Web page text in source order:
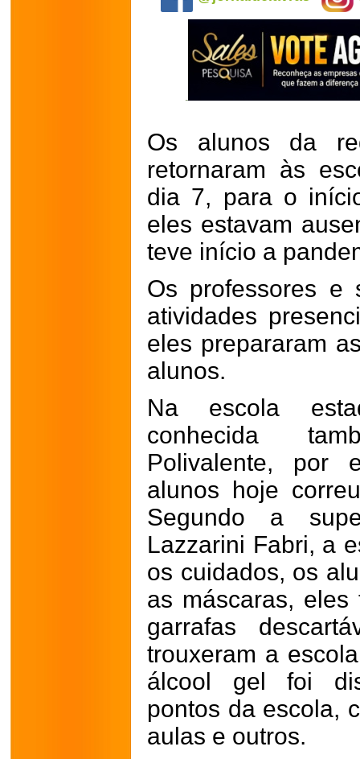
Os alunos da
retornaram às
dia 7, para o
eles estavam
teve início a
Os professores e
atividades
eles prepararam
alunos.
Na escola
conhecida
Polivalente, por
alunos hoje
Segundo a
Lazzarini Fabri, a
os cuidados, os
as máscaras,
garrafas
trouxeram a
álcool gel foi
pontos da escola,
aulas e outros.